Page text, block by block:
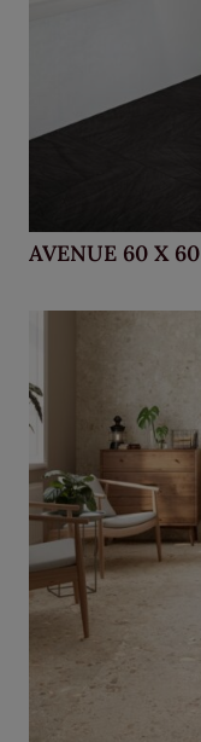
AVENUE 60 X 60